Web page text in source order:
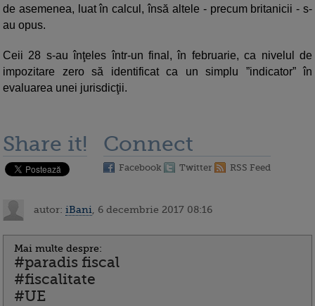
de asemenea, luat în calcul, însă altele - precum britanicii - s-
au opus.
Ceii 28 s-au înţeles într-un final, în februarie, ca nivelul de
impozitare zero să identificat ca un simplu ”indicator” în
evaluarea unei jurisdicţii.
Share it! Connect
Facebook Twitter RSS Feed
autor: iBani , 6 decembrie 2017 08:16
Mai multe despre:
#paradis fiscal
#fiscalitate
#UE